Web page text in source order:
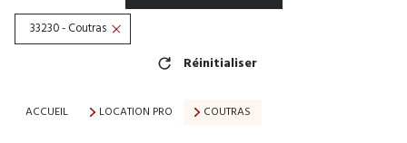
33230 - Coutras
Réinitialiser
ACCUEIL LOCATION PRO COUTRAS